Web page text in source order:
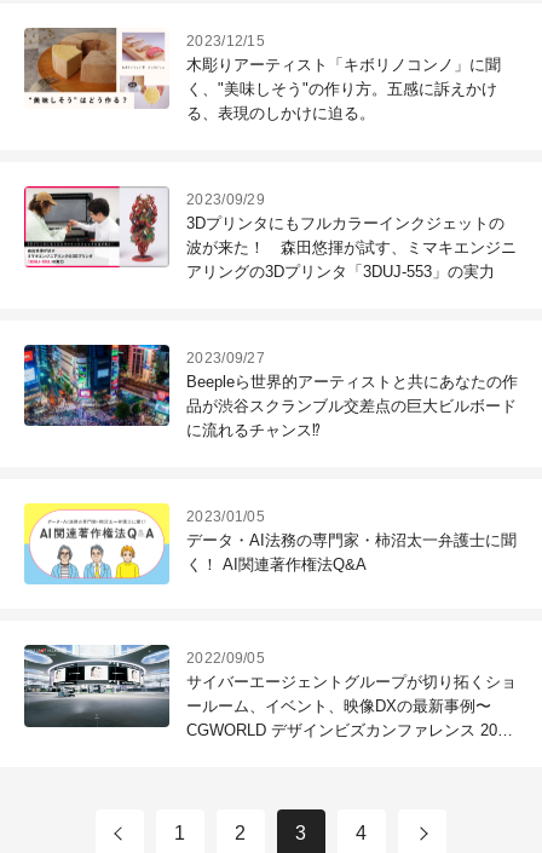
2023/12/15
木彫りアーティスト「キボリノコンノ」に聞
く、"美味しそう"の作り方。五感に訴えかけ
る、表現のしかけに迫る。
2023/09/29
3Dプリンタにもフルカラーインクジェットの
波が来た！ 森田悠揮が試す、ミマキエンジニ
アリングの3Dプリンタ「3DUJ-553」の実力
2023/09/27
Beepleら世界的アーティストと共にあなたの作
品が渋谷スクランブル交差点の巨大ビルボード
に流れるチャンス⁉
2023/01/05
データ・AI法務の専門家・柿沼太一弁護士に聞
く！ AI関連著作権法Q&A
2022/09/05
サイバーエージェントグループが切り拓くショ
ールーム、イベント、映像DXの最新事例〜
CGWORLD デザインビズカンファレンス 2022
1 2 3 4